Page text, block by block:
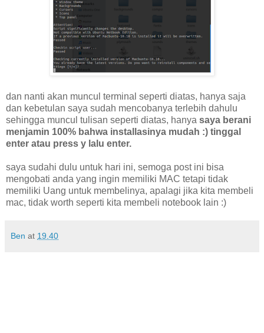
dan nanti akan muncul terminal seperti diatas, hanya saja
dan kebetulan saya sudah mencobanya terlebih dahulu
sehingga muncul tulisan seperti diatas, hanya saya berani
menjamin 100% bahwa installasinya mudah :) tinggal
enter atau press y lalu enter.
saya sudahi dulu untuk hari ini, semoga post ini bisa
mengobati anda yang ingin memiliki MAC tetapi tidak
memiliki Uang untuk membelinya, apalagi jika kita membeli
mac, tidak worth seperti kita membeli notebook lain :)
Ben at 19.40